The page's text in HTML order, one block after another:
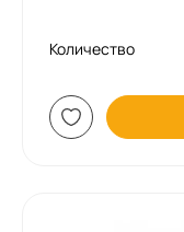
Количество